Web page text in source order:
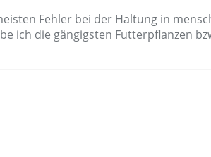
Fehler bei der Haltung in
ich die gängigsten Futterpflanzen